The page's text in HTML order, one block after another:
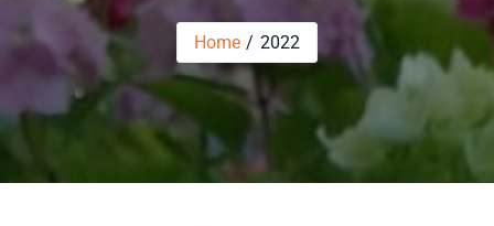
Home 2022